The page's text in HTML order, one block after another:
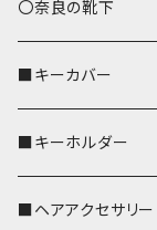
トートバッグ（L）
バッグインバッグ
ハシビロコウ
オカメインコ
歌うオカメちゃん
おかめ３兄弟
セキセイインコ
文鳥
〇奈良の靴下
■キーカバー
■キーホルダー
■ヘアアクセサリー